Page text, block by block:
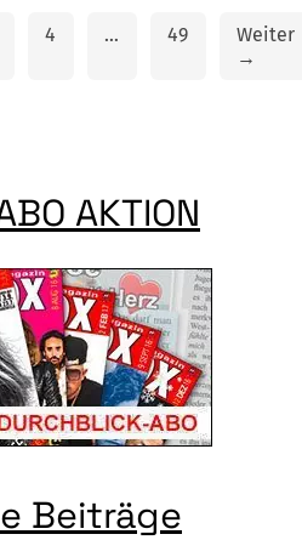
4 … 49
Weiter
→
AKTION
Beiträge